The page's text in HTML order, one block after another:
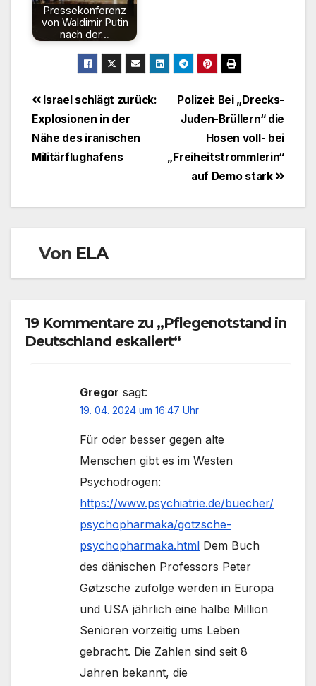
Pressekonferenz
von Waldimir Putin
nach der…
Beitragsnavigation
Polizei: Bei „Drecks-
Juden-Brüllern“ die
Hosen voll- bei
„Freiheitstrommlerin“
auf Demo stark
Israel schlägt zurück:
Explosionen in der
Nähe des iranischen
Militärflughafens
Von ELA
19 Kommentare zu „Pflegenotstand in
Deutschland eskaliert“
Gregor sagt:
19. 04. 2024 um 16:47 Uhr
Für oder besser gegen alte
Menschen gibt es im Westen
Psychodrogen:
https://www.psychiatrie.de/buecher/
psychopharmaka/gotzsche-
psychopharmaka.html Dem Buch
des dänischen Professors Peter
Gøtzsche zufolge werden in Europa
und USA jährlich eine halbe Million
Senioren vorzeitig ums Leben
gebracht. Die Zahlen sind seit 8
Jahren bekannt, die